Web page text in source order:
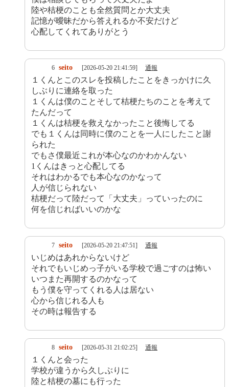
陸や桔梗のことも全然質問とか大丈夫
記憶が曖昧だから答えれるか不安だけど
心配してくれてありがとう
6 seito [2026-05-20 21:41:59] 通報
１くんとこのスレを投稿したことをきっかけに久
しぶりに連絡を取った
１くんは僕のことそして桔梗たちのことを考えて
たんだって
１くんは桔梗を救えなかったこと後悔してる
でも１くんは同時に僕のことを一人にしたこと謝
られた
でもさ僕最近これが本心なのかわかんない
1くんはきっと心配してる
それはわかるでも本心なのかなって
人が信じられない
桔梗だって陸だって「大丈夫」っていったのに
何を信じればいいのかな
7 seito [2026-05-20 21:47:51] 通報
いじめはあれからないけど
それでもいじめっ子がいる学校で過ごすのは怖い
いつまた再開するのかなって
もう僕を守ってくれる人は居ない
心から信じれる人も
その時は報告する
8 seito [2026-05-31 21:02:25] 通報
１くんと会った
学校が違うから久しぶりに
陸と桔梗の墓にも行った